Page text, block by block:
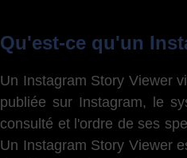
Qu'est-ce qu'un
Un Instagram Story Viewer
publiée sur Instagram, le
consulté et l'ordre de ses
Un Instagram Story Viewer